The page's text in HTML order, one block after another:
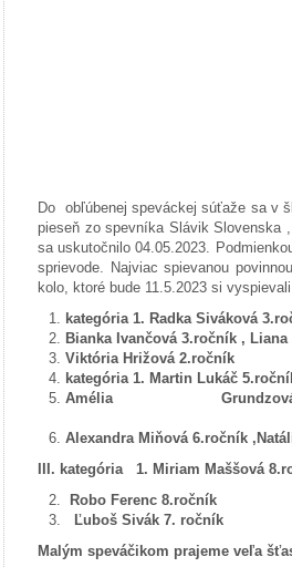
Do obľúbenej speváckej súťaže sa v
pieseň zo spevníka Slávik Slovenska
sa uskutočnilo 04.05.2023.
sprievode. Najviac spievanou
kolo, ktoré bude 11.5.2023 si
kategória 1. Radka Siváková
Bianka Ivančová 3.ročník , Liana
Viktória Hrižová 2.ročník
kategória 1. Martin Lukáč
Amélia
Alexandra Miňová 6.ročník ,
III. kategória 1. Miriam Maššová
Robo Ferenc 8.ročník
Ľuboš Sivák 7. ročník
Malým speváčikom prajeme veľa